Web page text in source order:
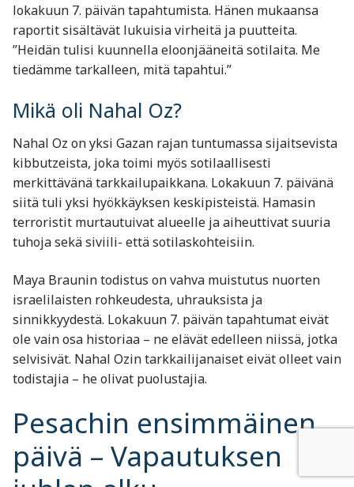
lokakuun 7. päivän tapahtumista. Hänen mukaansa
raportit sisältävät lukuisia virheitä ja puutteita.
”Heidän tulisi kuunnella eloonjääneitä sotilaita. Me
tiedämme tarkalleen, mitä tapahtui.”
Mikä oli Nahal Oz?
Nahal Oz on yksi Gazan rajan tuntumassa sijaitsevista
kibbutzeista, joka toimi myös sotilaallisesti
merkittävänä tarkkailupaikkana. Lokakuun 7. päivänä
siitä tuli yksi hyökkäyksen keskipisteistä. Hamasin
terroristit murtautuivat alueelle ja aiheuttivat suuria
tuhoja sekä siviili- että sotilaskohteisiin.
Maya Braunin todistus on vahva muistutus nuorten
israelilaisten rohkeudesta, uhrauksista ja
sinnikkyydestä. Lokakuun 7. päivän tapahtumat eivät
ole vain osa historiaa – ne elävät edelleen niissä, jotka
selvisivät. Nahal Ozin tarkkailijanaiset eivät olleet vain
todistajia – he olivat puolustajia.
Pesachin ensimmäinen
päivä – Vapautuksen